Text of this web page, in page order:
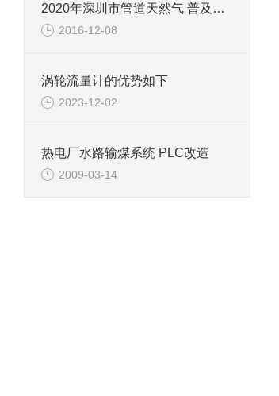
2020年深圳市管道天然气 普及率将达61.5%
2016-12-08
涡轮流量计的优势如下
2023-12-02
热电厂水路输煤系统 PLC改造
2009-03-14